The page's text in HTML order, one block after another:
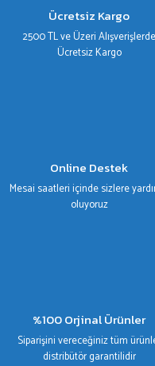
Ürün fiyatı diğer sitelerden daha
Bu ürüne benzer farklı
Ücretsiz Kargo
2500 TL ve Üzeri Alışverişlerde
Ücretsiz Kargo
Online Destek
Mesai saatleri içinde sizlere
oluyoruz
%100 Orjinal Ürünler
Siparişini vereceğiniz tüm
distribütör garantilidir